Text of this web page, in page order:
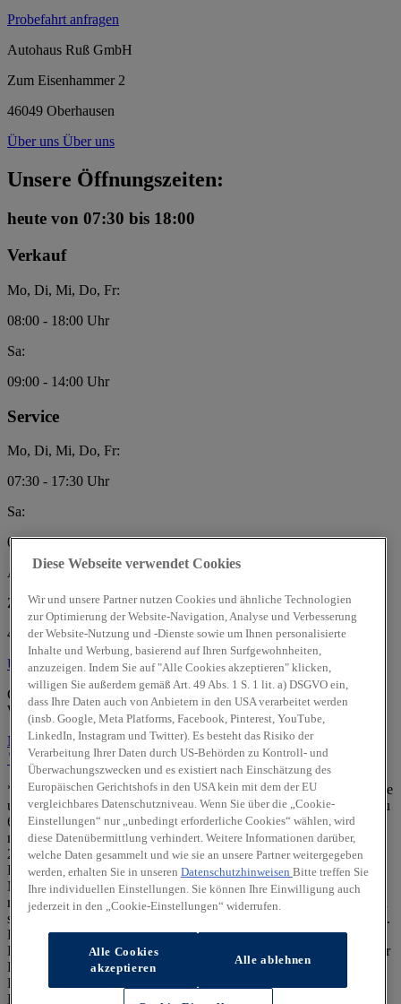
Probefahrt anfragen
Autohaus Ruß GmbH
Zum Eisenhammer 2
46049 Oberhausen
Über uns Über uns
Unsere Öffnungszeiten:
heute von 07:30 bis 18:00
Verkauf
Mo, Di, Mi, Do, Fr:
08:00 - 18:00 Uhr
Sa:
09:00 - 14:00 Uhr
Service
Mo, Di, Mi, Do, Fr:
07:30 - 17:30 Uhr
Sa:
09:00 - 13:00 Uhr
Autohaus Ruß GmbH
Zum Eisenhammer 2
46049 Oberhausen
Über unsÜber uns
Geprüfte Gebrauchtwagen:
Wir sind offiziellerHyundai PromisePartner.
Mehr erfahren
Standort
Kontakt 0208/824060Anrufen
Unser Team
** Die staatl. Förderung ist für rein batterieelektrische Neufahrzeuge
und bestimmte Plug-in-Hybrid-Neufahrzeuge (CO₂-Emission bis zu
60 g CO₂/km (Typgenehmigungswert) oder elektrische Reichweite
mind. 80 km) der EU-Fahrzeugklasse M1, die ab dem 1. Januar
2026 erstmals in Deutschland zugelassen werden, für
Privatpersonen möglich und setzt eine Mindesthaltedauer von 36
Monaten voraus. Berechtigung zur Förderung und Höhe derselben
richten sich nach dem zu versteuernden Haushaltsjahreseinkommen
sowie der Anzahl der im Haushalt lebenden Kinder unter 18 Jahren.
Die Förderung muss spätestens 1 Jahr nach Zulassung des
Fahrzeugs beantragt werden. Kein Rechtsanspruch. Auszahlung der
Förderung nach Qualifizierung gemäß Richtlinien und positivem
Bescheid eines von Ihnen gestellten Antrags im staatlichen Online-
Portal. Mehr Details dazu unter:
Diese Webseite verwendet Cookies
Wir und unsere Partner nutzen Cookies und ähnliche Technologien
zur Optimierung der Website-Navigation, Analyse und Verbesserung
der Website-Nutzung und -Dienste sowie um Ihnen personalisierte
Inhalte und Werbung, basierend auf Ihren Surfgewohnheiten,
anzuzeigen. Indem Sie auf "Alle Cookies akzeptieren" klicken,
willigen Sie außerdem gemäß Art. 49 Abs. 1 S. 1 lit. a) DSGVO ein,
dass Ihre Daten auch von Anbietern in den USA verarbeitet werden
(insb. Google, Meta Platforms, Facebook, Pinterest, YouTube,
LinkedIn, Instagram und Twitter). Es besteht das Risiko der
Verarbeitung Ihrer Daten durch US-Behörden zu Kontroll- und
Überwachungszwecken und es existiert nach Einschätzung des
Europäischen Gerichtshofs in den USA kein mit dem der EU
vergleichbares Datenschutzniveau. Wenn Sie über die „Cookie-
Einstellungen“ nur „unbedingt erforderliche Cookies“ wählen, wird
diese Datenübermittlung verhindert. Weitere Informationen darüber,
welche Daten gesammelt und wie sie an unsere Partner weitergegeben
werden, erhalten Sie in unseren Datenschutzhinweisen Bitte treffen Sie
Ihre individuellen Einstellungen. Sie können Ihre Einwilligung auch
jederzeit in den „Cookie-Einstellungen“ widerrufen.
Alle Cookies
akzeptieren
Alle ablehnen